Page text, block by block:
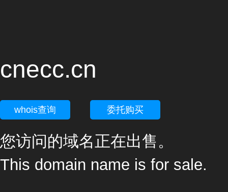
cnecc.cn
whois查询 委托购买
您访问的域名正在出售。
This domain name is for sale.